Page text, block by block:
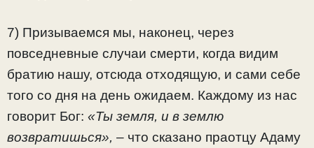
7) Призываемся мы, наконец, через
повседневные случаи смерти, когда видим
братию нашу, отсюда отходящую, и сами себе
того со дня на день ожидаем. Каждому из нас
говорит Бог: «Ты земля, и в землю
возвратишься», – что сказано праотцу Адаму